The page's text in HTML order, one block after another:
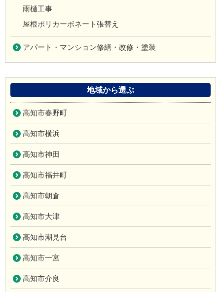
雨樋工事
屋根ポリカーボネート張替え
アパート・マンション修繕・改修・塗装
地域から選ぶ
高知市春野町
高知市横浜
高知市神田
高知市福井町
高知市朝倉
高知市大津
高知市潮見台
高知市一宮
高知市介良